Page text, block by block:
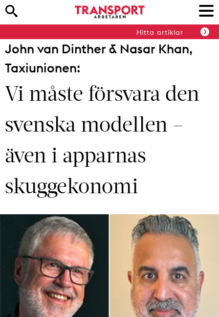
Hitta artiklar
John van Dinther & Nasar Khan,
Taxiunionen:
Vi måste försvara den
svenska modellen –
även i apparnas
skuggekonomi